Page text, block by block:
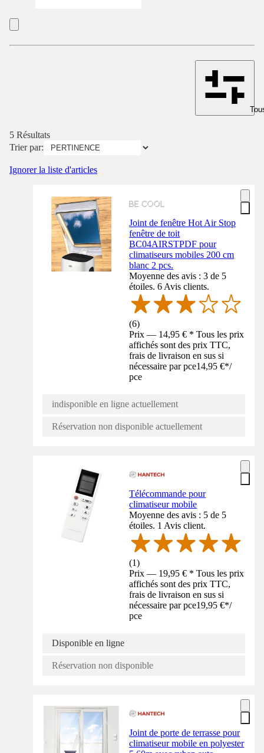
5 Résultats
Trier par:
Ignorer la liste d'articles
Joint de fenêtre Hot Air Stop
fenêtre de toit
BC04AIRSTPDF pour
climatiseurs mobiles 200 cm
blanc 2 pcs.
Moyenne des avis : 3 de 5
étoiles. 6 Avis clients.
(6)
Prix — 14,95 € * Tous les prix
affichés sont des prix TTC,
frais de livraison en sus si
nécessaire par pce14,95 €*/
pce
indisponible en ligne actuellement
Réservation non disponible actuellement
Télécommande pour
climatiseur mobile
Moyenne des avis : 5 de 5
étoiles. 1 Avis client.
(1)
Prix — 19,95 € * Tous les prix
affichés sont des prix TTC,
frais de livraison en sus si
nécessaire par pce19,95 €*/
pce
Disponible en ligne
Réservation non disponible
Joint de porte de terrasse pour
climatiseur mobile en polyester